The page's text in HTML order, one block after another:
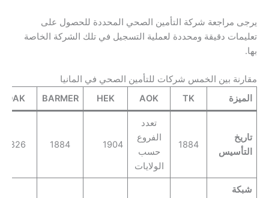
يرجى مراجعة شركة التأمين الصحي المحددة للحصول على
تعليمات دقيقة ومحددة لعملية التسجيل في تلك الشركة الخاصة
بها.
مقارنة بين الخمس شركات للتأمين الصحي في المانيا
الميزة
TK
AOK
HEK
BARMER
DAK
تاريخ
التأسيس
1884
تعدد
الفروع
حسب
الولايات
1904
1884
1826
شبكة